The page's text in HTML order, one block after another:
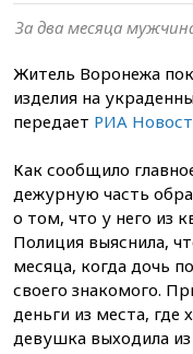
За два месяца
Житель Воронежа
изделия на
передает РИА
Как сообщило
дежурную часть
о том, что у него из
Полиция выяснила,
месяца, когда дочь
своего знакомого.
деньги из места, где
девушка выходила